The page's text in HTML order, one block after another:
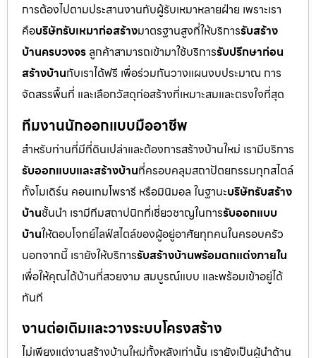
การต้องไปตามประสานงานกับผู้รับเหมาหลายฝ่าย เพราะเรา
คือบริษัทรับเหมาก่อสร้างมาตรฐานสูงที่ให้บริการรับสร้าง
บ้านครบวงจร ลูกค้าสามารถเข้ามาใช้บริการรับปรึกษาก่อน
สร้างบ้านกับเราได้ฟรี เพื่อร่วมกันวางแผนงบประมาณ การ
จัดสรรพื้นที่ และเลือกวัสดุก่อสร้างที่เหมาะสมและตรงใจที่สุด
ทีมงานนักออกแบบมืออาชีพ
สำหรับท่านที่มีที่ดินเปล่าและต้องการสร้างบ้านใหม่ เรามีบริการ
รับออกแบบและสร้างบ้านที่ครอบคลุมสถาปัตยกรรมทุกสไตล์
ทั้งโมเดิร์น คอนเทมโพรารี หรือมินิมอล ในฐานะบริษัทรับสร้าง
บ้านชั้นนำ เรามีทีมสถาปนิกที่เชี่ยวชาญในการรับออกแบบ
บ้านให้ตอบโจทย์ไลฟ์สไตล์ของผู้อยู่อาศัยทุกคนในครอบครัว
นอกจากนี้ เรายังให้บริการรับสร้างบ้านพร้อมตกแต่งภายใน
เพื่อให้คุณได้บ้านที่สวยงาม สมบูรณ์แบบ และพร้อมเข้าอยู่ได้
ทันที
งานต่อเติมและวางระบบโครงสร้าง
ไม่เพียงแต่งานสร้างบ้านใหม่ทั้งหลังเท่านั้น เรายังเป็นผู้นำด้าน